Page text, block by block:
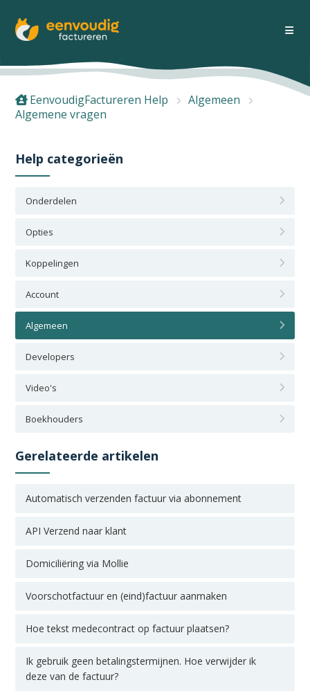
EenvoudigFactureren Help
Algemeen
Algemene vragen
Help categorieën
Onderdelen
Opties
Koppelingen
Account
Algemeen
Developers
Video's
Boekhouders
Gerelateerde artikelen
Automatisch verzenden factuur via abonnement
API Verzend naar klant
Domiciliëring via Mollie
Voorschotfactuur en (eind)factuur aanmaken
Hoe tekst medecontract op factuur plaatsen?
Ik gebruik geen betalingstermijnen. Hoe verwijder ik
deze van de factuur?